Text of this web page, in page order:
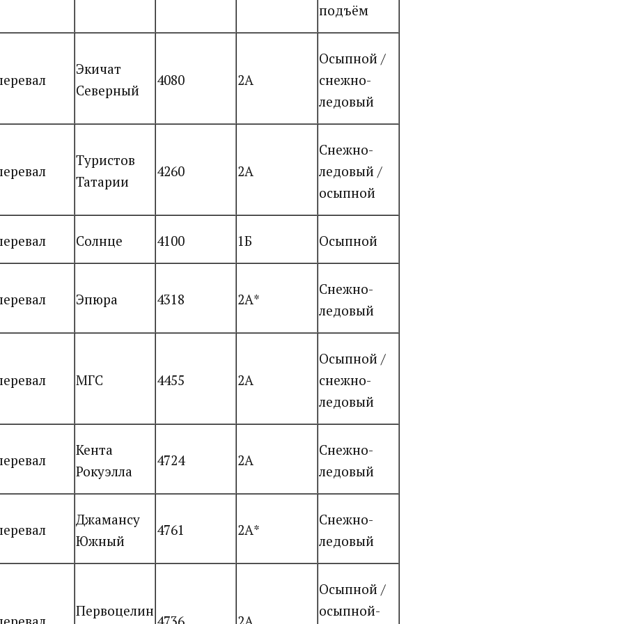
подъём
Экичат
Северный
4080 2А
Осыпной /
снежно-
ледовый
Туристов
Татарии
4260 2А
Снежно-
ледовый /
осыпной
Солнце 4100 1Б Осыпной
Эпюра 4318 2А*
Снежно-
ледовый
МГС 4455 2А
Осыпной /
снежно-
ледовый
Кента
Рокуэлла
4724 2А
Снежно-
ледовый
Джамансу
Южный
4761 2А*
Снежно-
ледовый
Первоцелин
Осыпной /
осыпной-